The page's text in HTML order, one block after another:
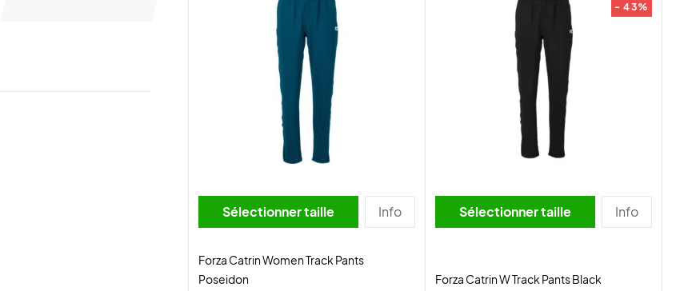
Sélectionner taille Info
Forza Catrin Women Track Pants
Poseidon
- 43%
Sélectionner taille Info
Forza Catrin W Track Pants Black